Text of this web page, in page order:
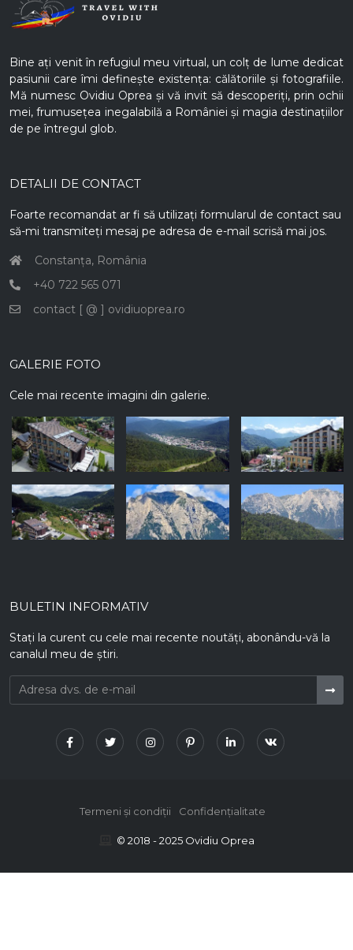
Bine ați venit în refugiul meu virtual, un colț de lume dedicat
pasiunii care îmi definește existența: călătoriile și fotografiile.
Mă numesc Ovidiu Oprea și vă invit să descoperiți, prin ochii
mei, frumusețea inegalabilă a României și magia destinațiilor
de pe întregul glob.
DETALII DE CONTACT
Foarte recomandat ar fi să utilizați formularul de contact sau
să-mi transmiteți mesaj pe adresa de e-mail scrisă mai jos.
Constanța, România
+40 722 565 071
contact [ @ ] ovidiuoprea.ro
GALERIE FOTO
Cele mai recente imagini din galerie.
BULETIN INFORMATIV
Stați la curent cu cele mai recente noutăți, abonându-vă la
canalul meu de știri.
© 2018 - 2025 Ovidiu Oprea
Termeni și condiții Confidențialitate